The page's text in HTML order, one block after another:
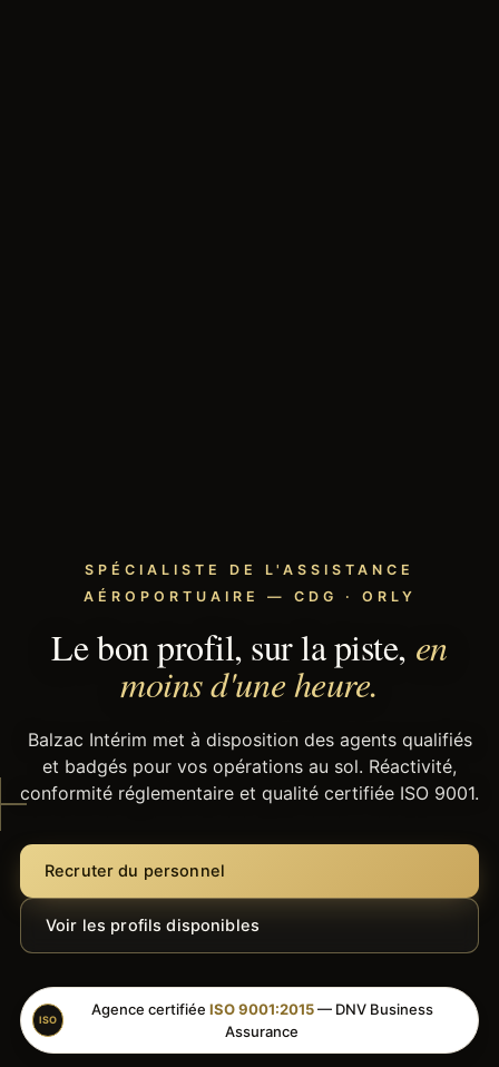
SPÉCIALISTE DE L'ASSISTANCE
AÉROPORTUAIRE — CDG · ORLY
Le bon profil, sur la piste, en
moins d'une heure.
Balzac Intérim met à disposition des agents qualifiés
et badgés pour vos opérations au sol. Réactivité,
conformité réglementaire et qualité certifiée ISO 9001.
Recruter du personnel
Voir les profils disponibles
ISO
Agence certifiée ISO 9001:2015— DNV Business
Assurance